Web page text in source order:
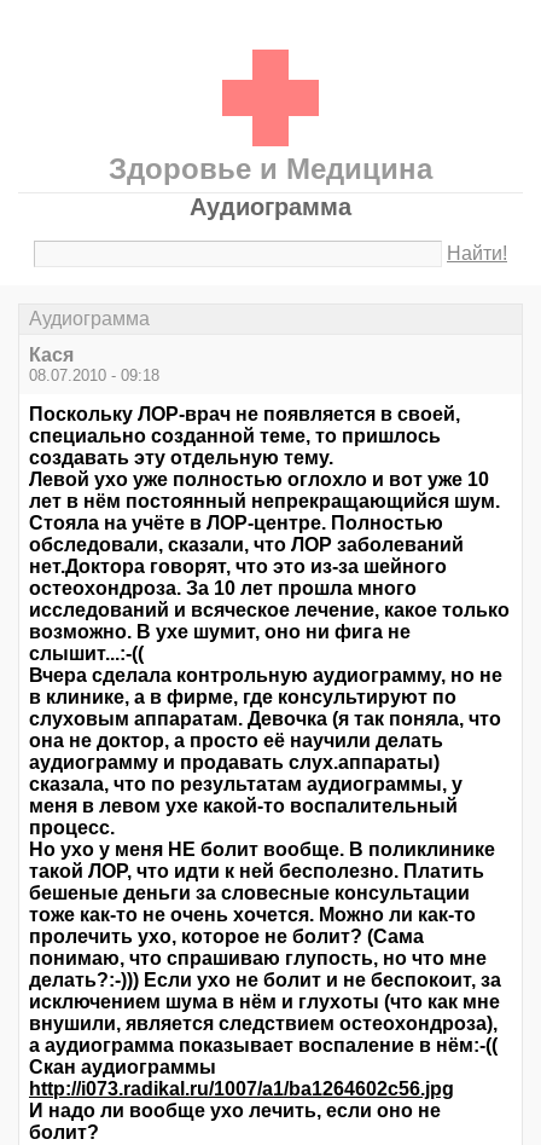
Здоровье и Медицина
Аудиограмма
Найти!
Аудиограмма
Кася
08.07.2010 - 09:18
Поскольку ЛОР-врач не появляется в своей,
специально созданной теме, то пришлось
создавать эту отдельную тему.
Левой ухо уже полностью оглохло и вот уже 10
лет в нём постоянный непрекращающийся шум.
Стояла на учёте в ЛОР-центре. Полностью
обследовали, сказали, что ЛОР заболеваний
нет.Доктора говорят, что это из-за шейного
остеохондроза. За 10 лет прошла много
исследований и всяческое лечение, какое только
возможно. В ухе шумит, оно ни фига не
слышит...:-((
Вчера сделала контрольную аудиограмму, но не
в клинике, а в фирме, где консультируют по
слуховым аппаратам. Девочка (я так поняла, что
она не доктор, а просто её научили делать
аудиограмму и продавать слух.аппараты)
сказала, что по результатам аудиограммы, у
меня в левом ухе какой-то воспалительный
процесс.
Но ухо у меня НЕ болит вообще. В поликлинике
такой ЛОР, что идти к ней бесполезно. Платить
бешеные деньги за словесные консультации
тоже как-то не очень хочется. Можно ли как-то
пролечить ухо, которое не болит? (Сама
понимаю, что спрашиваю глупость, но что мне
делать?:-))) Если ухо не болит и не беспокоит, за
исключением шума в нём и глухоты (что как мне
внушили, является следствием остеохондроза),
а аудиограмма показывает воспаление в нём:-((
Скан аудиограммы
http://i073.radikal.ru/1007/a1/ba1264602c56.jpg
И надо ли вообще ухо лечить, если оно не
болит?